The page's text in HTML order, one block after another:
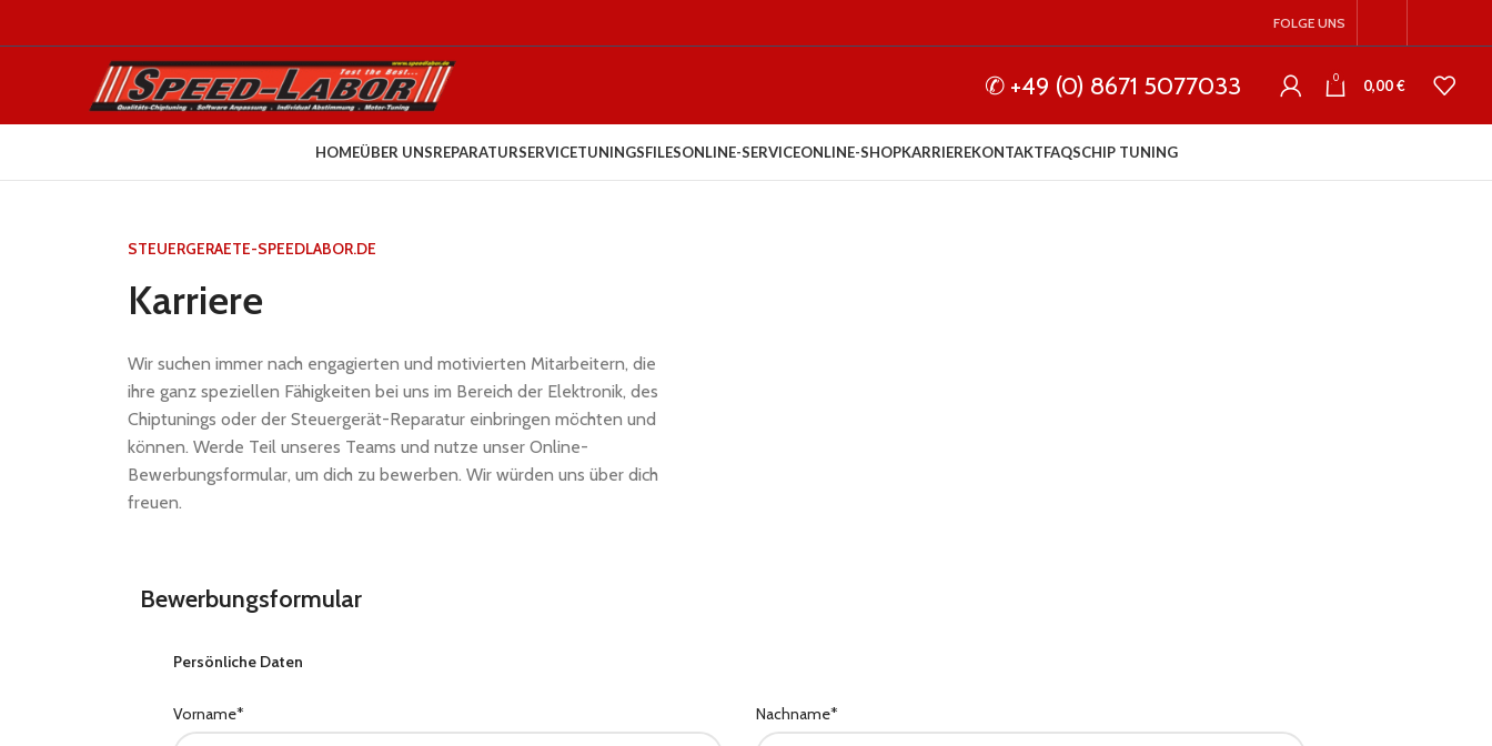
FOLGE UNS
✆ +49 (0) 8671 5077033 0 0,00€
HOMEÜBER UNSREPARATURSERVICETUNINGSFILESONLINE-SERVICEONLINE-SHOPKARRIEREKONTAKTFAQSCHIP TUNING
STEUERGERAETE-SPEEDLABOR.DE
Karriere
Wir suchen immer nach engagierten und motivierten Mitarbeitern, die
ihre ganz speziellen Fähigkeiten bei uns im Bereich der Elektronik, des
Chiptunings oder der Steuergerät-Reparatur einbringen möchten und
können. Werde Teil unseres Teams und nutze unser Online-
Bewerbungsformular, um dich zu bewerben. Wir würden uns über dich
freuen.
Bewerbungsformular
Persönliche Daten
Vorname* Nachname*